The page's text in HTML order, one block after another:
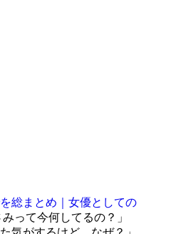
総まとめ｜女優としての
みって今何してるの？」